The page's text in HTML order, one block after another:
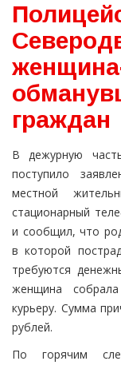
граждан
В дежурную
поступило
местной
стационарный
и сообщил, что
в которой
требуются
женщина
курьеру. Сумма
рублей.
По горячим